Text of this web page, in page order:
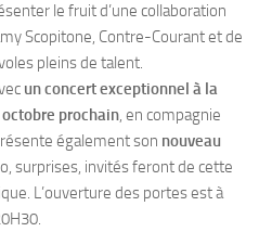
le fruit d’une collaboration
Scopitone, Contre-Courant et de
pleins de talent.
un concert exceptionnel à la
prochain, en compagnie
également son nouveau
surprises, invités feront de cette
L’ouverture des portes est à